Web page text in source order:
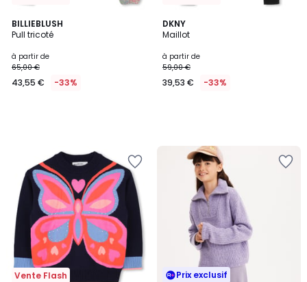
BILLIEBLUSH
Pull tricoté
à partir de
65,00 €
43,55 € -33%
DKNY
Maillot
à partir de
59,00 €
39,53 € -33%
Vente Flash Prix exclusif